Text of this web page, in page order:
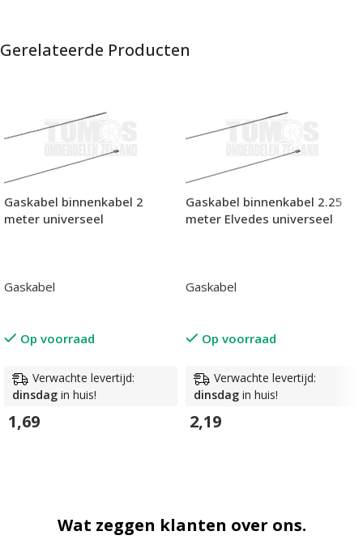
Gerelateerde Producten
Gaskabel binnenkabel 2
meter universeel
Gaskabel
Op voorraad
Verwachte levertijd:
dinsdag in huis!
1,69
Gaskabel binnenkabel 2.25
meter Elvedes universeel
Gaskabel
Op voorraad
Verwachte levertijd:
dinsdag in huis!
2,19
Wat zeggen klanten over ons.